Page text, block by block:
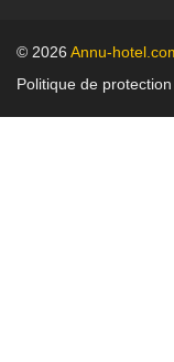
© 2026 Annu-
Politique de